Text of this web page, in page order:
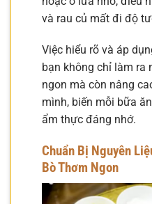
và rau củ mất đi độ
Việc hiểu rõ và áp
bạn không chỉ làm ra
ngon mà còn nâng
mình, biến mỗi bữa
ẩm thực đáng nhớ.
Chuẩn Bị Nguyên
Bò Thơm Ngon